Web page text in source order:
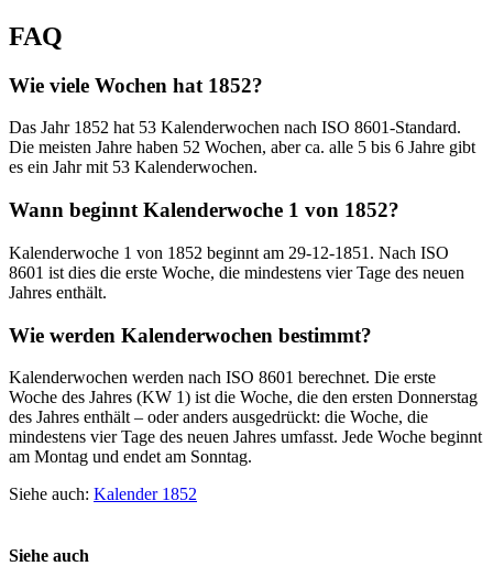
FAQ
Wie viele Wochen hat 1852?
Das Jahr 1852 hat 53 Kalenderwochen nach ISO 8601-Standard.
Die meisten Jahre haben 52 Wochen, aber ca. alle 5 bis 6 Jahre gibt
es ein Jahr mit 53 Kalenderwochen.
Wann beginnt Kalenderwoche 1 von 1852?
Kalenderwoche 1 von 1852 beginnt am 29-12-1851. Nach ISO
8601 ist dies die erste Woche, die mindestens vier Tage des neuen
Jahres enthält.
Wie werden Kalenderwochen bestimmt?
Kalenderwochen werden nach ISO 8601 berechnet. Die erste
Woche des Jahres (KW 1) ist die Woche, die den ersten Donnerstag
des Jahres enthält – oder anders ausgedrückt: die Woche, die
mindestens vier Tage des neuen Jahres umfasst. Jede Woche beginnt
am Montag und endet am Sonntag.
Siehe auch: Kalender 1852
Siehe auch